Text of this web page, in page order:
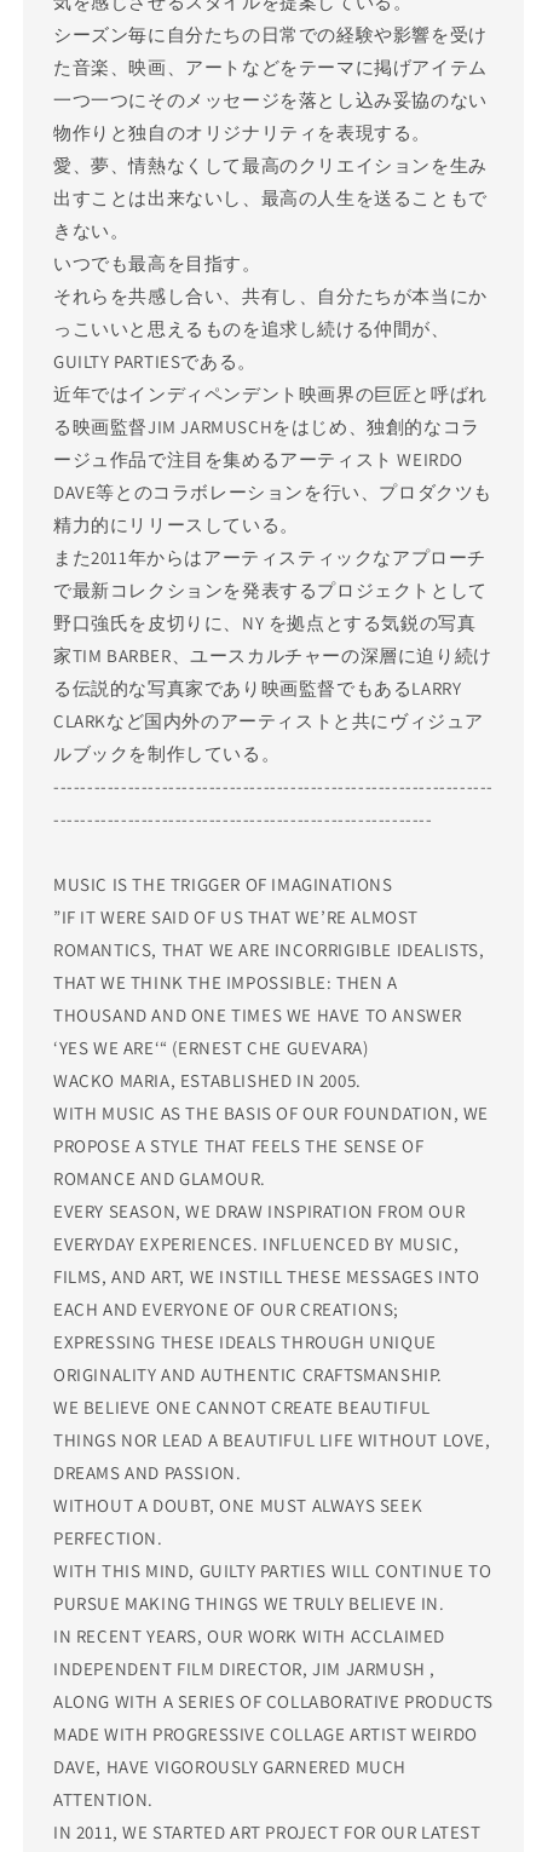
シーズン毎に自分たちの日常での経験や影響を受け
た音楽、映画、アートなどをテーマに掲げアイテム
一つ一つにそのメッセージを落とし込み妥協のない
物作りと独自のオリジナリティを表現する。
愛、夢、情熱なくして最高のクリエイションを生み
出すことは出来ないし、最高の人生を送ることもで
きない。
いつでも最高を目指す。
それらを共感し合い、共有し、自分たちが本当にか
っこいいと思えるものを追求し続ける仲間が、
GUILTY PARTIESである。
近年ではインディペンデント映画界の巨匠と呼ばれ
る映画監督JIM JARMUSCHをはじめ、独創的なコラ
ージュ作品で注目を集めるアーティスト WEIRDO
DAVE等とのコラボレーションを行い、プロダクツも
精力的にリリースしている。
また2011年からはアーティスティックなアプローチ
で最新コレクションを発表するプロジェクトとして
野口強氏を皮切りに、NY を拠点とする気鋭の写真
家TIM BARBER、ユースカルチャーの深層に迫り続け
る伝説的な写真家であり映画監督でもあるLARRY
CLARKなど国内外のアーティストと共にヴィジュア
ルブックを制作している。
-----------------------------------------------------------------
--------------------------------------------------------
MUSIC IS THE TRIGGER OF IMAGINATIONS
”IF IT WERE SAID OF US THAT WE’RE ALMOST
ROMANTICS, THAT WE ARE INCORRIGIBLE IDEALISTS,
THAT WE THINK THE IMPOSSIBLE: THEN A
THOUSAND AND ONE TIMES WE HAVE TO ANSWER
‘YES WE ARE‘“ (ERNEST CHE GUEVARA)
WACKO MARIA, ESTABLISHED IN 2005.
WITH MUSIC AS THE BASIS OF OUR FOUNDATION, WE
PROPOSE A STYLE THAT FEELS THE SENSE OF
ROMANCE AND GLAMOUR.
EVERY SEASON, WE DRAW INSPIRATION FROM OUR
EVERYDAY EXPERIENCES. INFLUENCED BY MUSIC,
FILMS, AND ART, WE INSTILL THESE MESSAGES INTO
EACH AND EVERYONE OF OUR CREATIONS;
EXPRESSING THESE IDEALS THROUGH UNIQUE
ORIGINALITY AND AUTHENTIC CRAFTSMANSHIP.
WE BELIEVE ONE CANNOT CREATE BEAUTIFUL
THINGS NOR LEAD A BEAUTIFUL LIFE WITHOUT LOVE,
DREAMS AND PASSION.
WITHOUT A DOUBT, ONE MUST ALWAYS SEEK
PERFECTION.
WITH THIS MIND, GUILTY PARTIES WILL CONTINUE TO
PURSUE MAKING THINGS WE TRULY BELIEVE IN.
IN RECENT YEARS, OUR WORK WITH ACCLAIMED
INDEPENDENT FILM DIRECTOR, JIM JARMUSH ,
ALONG WITH A SERIES OF COLLABORATIVE PRODUCTS
MADE WITH PROGRESSIVE COLLAGE ARTIST WEIRDO
DAVE, HAVE VIGOROUSLY GARNERED MUCH
ATTENTION.
IN 2011, WE STARTED ART PROJECT FOR OUR LATEST